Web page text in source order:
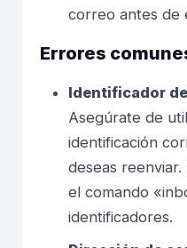
correo antes de
Errores
Identificador
Asegúrate de
identificación
deseas
el comando
identificadores.